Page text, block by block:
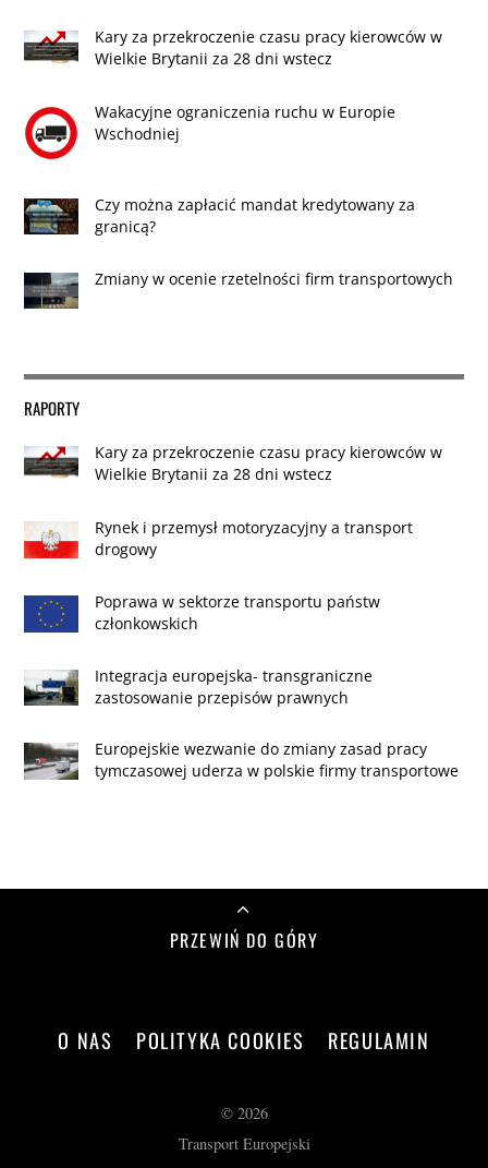
Kary za przekroczenie czasu pracy kierowców w
Wielkie Brytanii za 28 dni wstecz
Wakacyjne ograniczenia ruchu w Europie
Wschodniej
Czy można zapłacić mandat kredytowany za
granicą?
Zmiany w ocenie rzetelności firm transportowych
RAPORTY
Kary za przekroczenie czasu pracy kierowców w
Wielkie Brytanii za 28 dni wstecz
Rynek i przemysł motoryzacyjny a transport
drogowy
Poprawa w sektorze transportu państw
członkowskich
Integracja europejska- transgraniczne
zastosowanie przepisów prawnych
Europejskie wezwanie do zmiany zasad pracy
tymczasowej uderza w polskie firmy transportowe
PRZEWIŃ DO GÓRY
O NAS POLITYKA COOKIES REGULAMIN
© 2026
Transport Europejski